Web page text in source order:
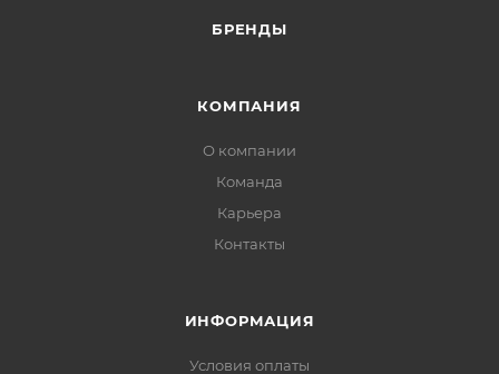
БРЕНДЫ
КОМПАНИЯ
О компании
Команда
Карьера
Контакты
ИНФОРМАЦИЯ
Условия оплаты